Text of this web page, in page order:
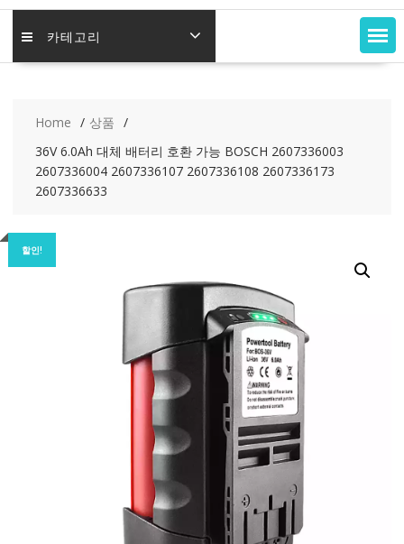
카테고리
Home
상품
36V 6.0Ah 대체 배터리 호환 가능 BOSCH 2607336003
2607336004 2607336107 2607336108 2607336173
2607336633
할인!